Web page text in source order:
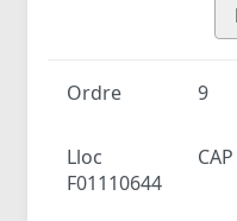
Ordre 9
Lloc
F01110644